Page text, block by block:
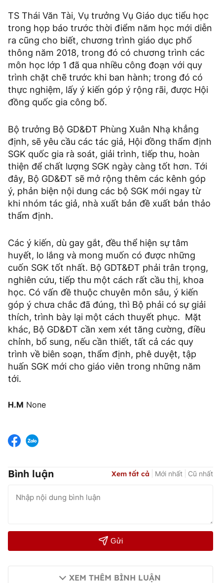
TS Thái Văn Tài, Vụ trưởng Vụ Giáo dục tiểu học
trong họp báo trước thời điểm năm học mới diễn
ra cũng cho biết, chương trình giáo dục phổ
thông năm 2018, trong đó có chương trình các
môn học lớp 1 đã qua nhiều công đoạn với quy
trình chặt chẽ trước khi ban hành; trong đó có
thực nghiệm, lấy ý kiến góp ý rộng rãi, được Hội
đồng quốc gia công bố.
Bộ trưởng Bộ GD&ĐT Phùng Xuân Nhạ khẳng
định, sẽ yêu cầu các tác giả, Hội đồng thẩm định
SGK quốc gia rà soát, giải trình, tiếp thu, hoàn
thiện để chất lượng SGK ngày càng tốt hơn. Tới
đây, Bộ GD&ĐT sẽ mở rộng thêm các kênh góp
ý, phản biện nội dung các bộ SGK mới ngay từ
khi nhóm tác giả, nhà xuất bản đề xuất bản thảo
thẩm định.
Các ý kiến, dù gay gắt, đều thể hiện sự tâm
huyết, lo lắng và mong muốn có được những
cuốn SGK tốt nhất. Bộ GDT&ĐT phải trân trọng,
nghiên cứu, tiếp thu một cách rất cầu thị, khoa
học. Có vấn đề thuộc chuyên môn sâu, ý kiến
góp ý chưa chắc đã đúng, thì Bộ phải có sự giải
thích, trình bày lại một cách thuyết phục. Mặt
khác, Bộ GD&ĐT cần xem xét tăng cường, điều
chỉnh, bổ sung, nếu cần thiết, tất cả các quy
trình về biên soạn, thẩm định, phê duyệt, tập
huấn SGK mới cho giáo viên trong những năm
tới.
H.M None
Bình luận Xem tất cả Mới nhất Cũ nhất
Gửi
XEM THÊM BÌNH LUẬN